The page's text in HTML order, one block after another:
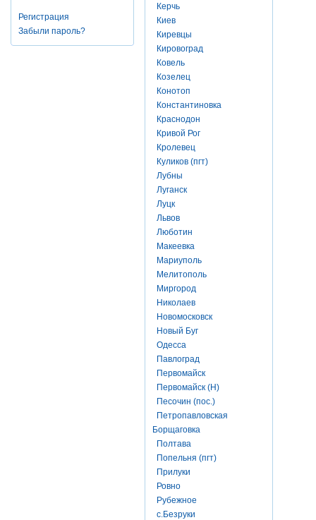
Регистрация
Забыли пароль?
Керчь
Киев
Киревцы
Кировоград
Ковель
Козелец
Конотоп
Константиновка
Краснодон
Кривой Рог
Кролевец
Куликов (пгт)
Лубны
Луганск
Луцк
Львов
Люботин
Макеевка
Мариуполь
Мелитополь
Миргород
Николаев
Новомосковск
Новый Буг
Одесса
Павлоград
Первомайск
Первомайск (Н)
Песочин (пос.)
Петропавловская
Борщаговка
Полтава
Попельня (пгт)
Прилуки
Ровно
Рубежное
с.Безруки